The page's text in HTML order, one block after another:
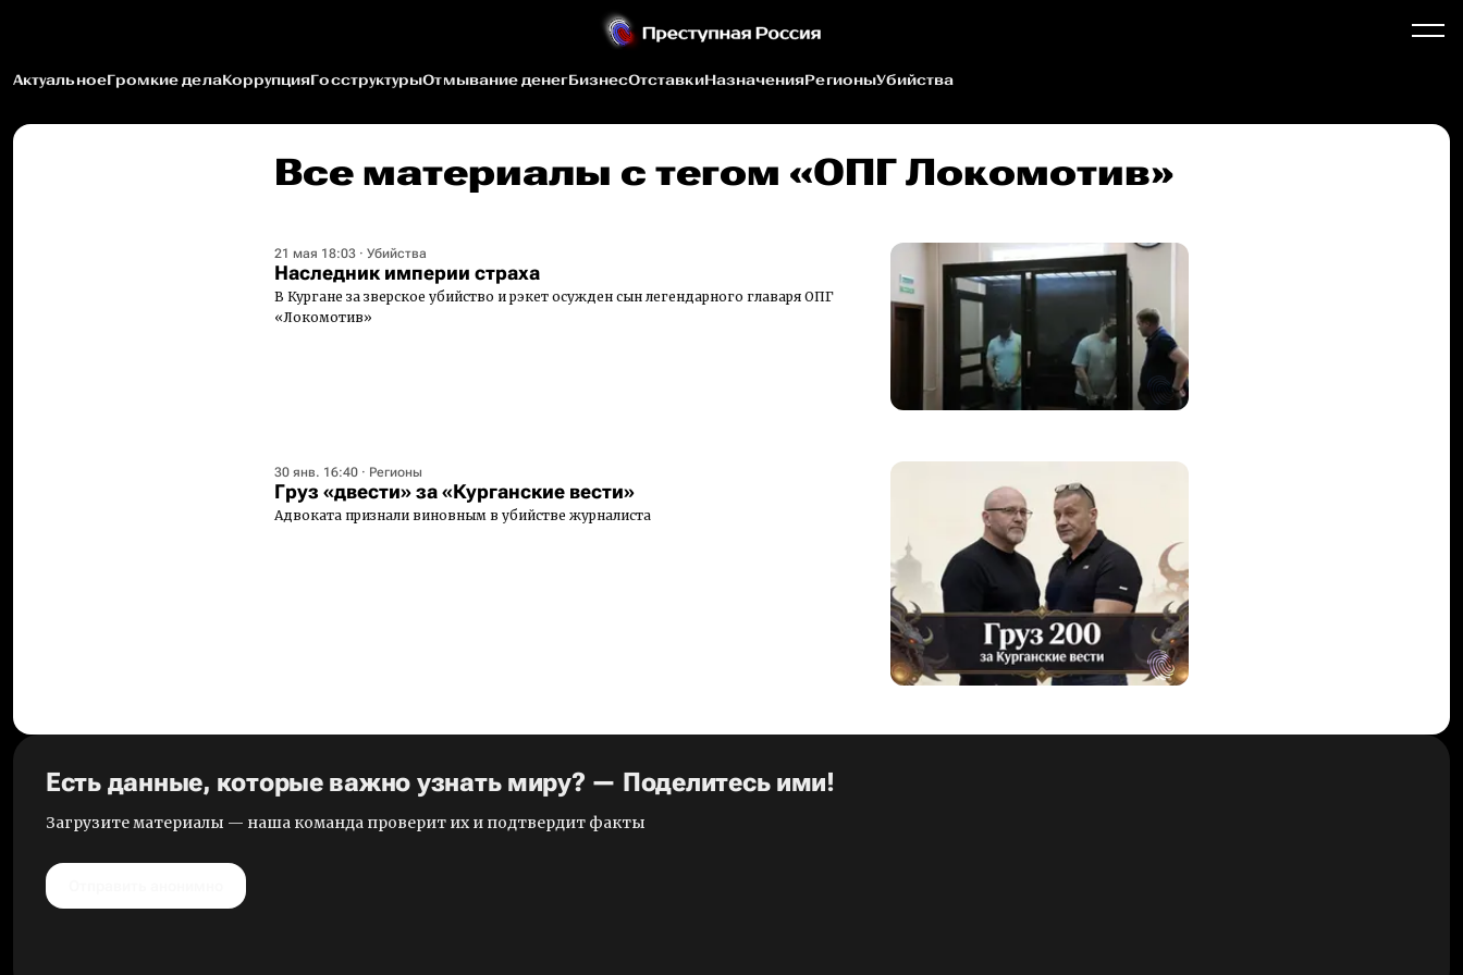
АктуальноеГромкие делаКоррупцияГосструктурыОтмывание денегБизнесОтставкиНазначенияРегионыУбийства
Все материалы c тегом «ОПГ Локомотив»
21 мая 18:03 · Убийства
Наследник империи страха
В Кургане за зверское убийство и рэкет осужден сын легендарного главаря ОПГ
«Локомотив»
30 янв. 16:40 · Регионы
Груз «двести» за «Курганские вести»
Адвоката признали виновным в убийстве журналиста
Есть данные, которые важно узнать миру? — Поделитесь ими!
Загрузите материалы — наша команда проверит их и подтвердит факты